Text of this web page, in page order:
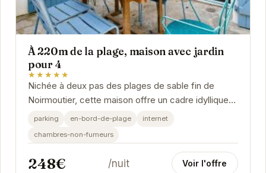
À 220m de la plage, maison avec jardin
pour 4
★★★★★
Nichée à deux pas des plages de sable fin de
Noirmoutier, cette maison offre un cadre idyllique
pour des vacances reposantes. Son jardin privatif...
parking en-bord-de-plage
internet
chambres-non-fumeurs
248€ /nuit Voir l'offre